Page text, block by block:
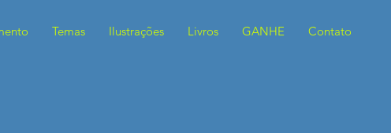
Temas Ilustrações Livros GANHE Contato